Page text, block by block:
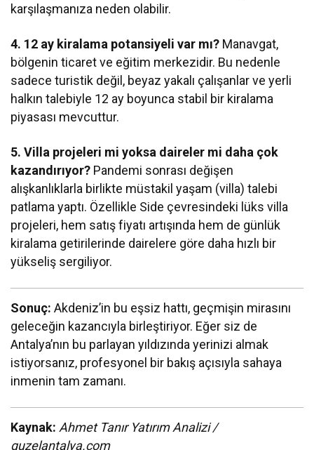
karşılaşmanıza neden olabilir.
4. 12 ay kiralama potansiyeli var mı? Manavgat,
bölgenin ticaret ve eğitim merkezidir. Bu nedenle
sadece turistik değil, beyaz yakalı çalışanlar ve yerli
halkın talebiyle 12 ay boyunca stabil bir kiralama
piyasası mevcuttur.
5. Villa projeleri mi yoksa daireler mi daha çok
kazandırıyor? Pandemi sonrası değişen
alışkanlıklarla birlikte müstakil yaşam (villa) talebi
patlama yaptı. Özellikle Side çevresindeki lüks villa
projeleri, hem satış fiyatı artışında hem de günlük
kiralama getirilerinde dairelere göre daha hızlı bir
yükseliş sergiliyor.
Sonuç: Akdeniz’in bu eşsiz hattı, geçmişin mirasını
geleceğin kazancıyla birleştiriyor. Eğer siz de
Antalya’nın bu parlayan yıldızında yerinizi almak
istiyorsanız, profesyonel bir bakış açısıyla sahaya
inmenin tam zamanı.
Kaynak: Ahmet Tanır Yatırım Analizi /
guzelantalya.com